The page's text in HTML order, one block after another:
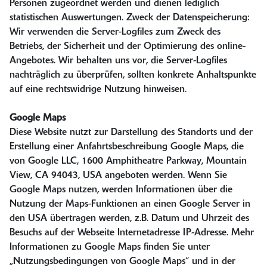
Personen zugeordnet werden und dienen lediglich
statistischen Auswertungen. Zweck der Datenspeicherung:
Wir verwenden die Server-Logfiles zum Zweck des
Betriebs, der Sicherheit und der Optimierung des online-
Angebotes. Wir behalten uns vor, die Server-Logfiles
nachträglich zu überprüfen, sollten konkrete Anhaltspunkte
auf eine rechtswidrige Nutzung hinweisen.
Google Maps
Diese Website nutzt zur Darstellung des Standorts und der
Erstellung einer Anfahrtsbeschreibung Google Maps, die
von Google LLC, 1600 Amphitheatre Parkway, Mountain
View, CA 94043, USA angeboten werden. Wenn Sie
Google Maps nutzen, werden Informationen über die
Nutzung der Maps-Funktionen an einen Google Server in
den USA übertragen werden, z.B. Datum und Uhrzeit des
Besuchs auf der Webseite Internetadresse IP-Adresse. Mehr
Informationen zu Google Maps finden Sie unter
„Nutzungsbedingungen von Google Maps“ und in der